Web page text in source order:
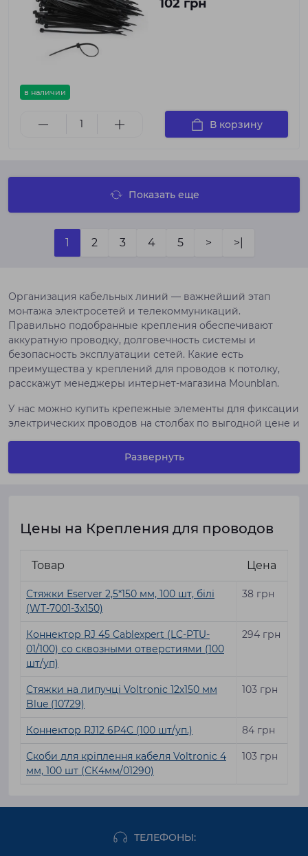
в наличии
102 грн
В корзину
Показать еще
1 2 3 4 5 > >|
Организация кабельных линий — важнейший этап
монтажа электросетей и телекоммуникаций.
Правильно подобранные крепления обеспечивают
аккуратную проводку, долговечность системы и
безопасность эксплуатации сетей. Какие есть
преимущества у креплений для проводов к потолку,
расскажут менеджеры интернет-магазина Mounblan.
У нас можно купить крепежные элементы для фиксации
электрических проводов на столбах по выгодной цене и
Крепление для проводов к
для аккуратной проводки
надежных креплений, которые фиксируют проводку без
крепление для проводов к потолку позволяет:
Поддерживать аккуратность трассы.
Избегать запутывания кабелей.
Минимизировать риск повреждения изоляции.
Ускорить монтажные работы за счет готовых
Типы креплений для потолка:
Пластиковые клипсы с саморезом: подходят для
легких кабелей.
Металлические хомуты с кронштейном: для тяжелых
проводов и силовых линий.
инструментов.
Выбирая крепления, важно учитывать диаметр кабеля,
Развернуть
Цены на Крепления для проводов
Товар Цена
Стяжки Eserver 2,5*150 мм, 100 шт, білі
(WT-7001-3x150)
38 грн
Коннектор RJ 45 Cablexpert (LC-PTU-
01/100) со сквозными отверстиями (100
шт/уп)
294 грн
Стяжки на липучці Voltronic 12х150 мм
Blue (10729)
103 грн
Коннектор RJ12 6P4C (100 шт/уп.) 84 грн
Скоби для кріплення кабеля Voltronic 4
мм, 100 шт (СК4мм/01290)
103 грн
ТЕЛЕФОНЫ: